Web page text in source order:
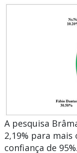
A pesquisa
2,19% para
confiança de